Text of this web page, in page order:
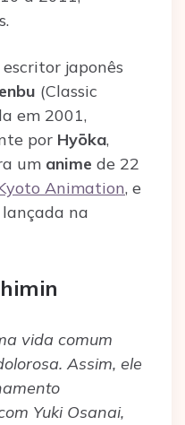
escritor japonês
(Classic
em 2001,
por Hyōka,
um anime de 22
Animation, e
lançada na
vida comum
Assim, ele
Yuki Osanai,